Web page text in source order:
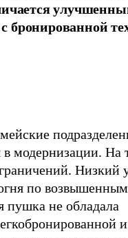
бронированной
модернизации. На
Низкий
по
пушка не обладала
и